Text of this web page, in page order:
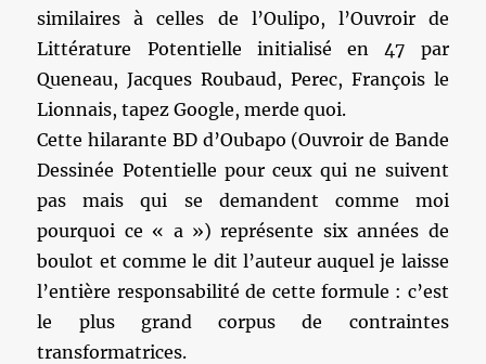
similaires à celles de l’Oulipo, l’Ouvroir de
Littérature Potentielle initialisé en 47 par
Queneau, Jacques Roubaud, Perec, François le
Lionnais, tapez Google, merde quoi.
Cette hilarante BD d’Oubapo (Ouvroir de Bande
Dessinée Potentielle pour ceux qui ne suivent
pas mais qui se demandent comme moi
pourquoi ce « a ») représente six années de
boulot et comme le dit l’auteur auquel je laisse
l’entière responsabilité de cette formule : c’est
le plus grand corpus de contraintes
transformatrices.